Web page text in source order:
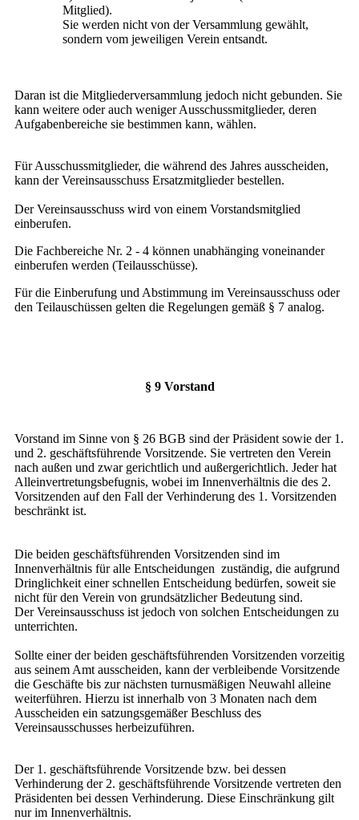
Mitglied).
Sie werden nicht von der Versammlung gewählt,
sondern vom jeweiligen Verein entsandt.
Daran ist die Mitgliederversammlung jedoch nicht gebunden. Sie
kann weitere oder auch weniger Ausschussmitglieder, deren
Aufgabenbereiche sie bestimmen kann, wählen.
Für Ausschussmitglieder, die während des Jahres ausscheiden,
kann der Vereinsausschuss Ersatzmitglieder bestellen.
Der Vereinsausschuss wird von einem Vorstandsmitglied
einberufen.
Die Fachbereiche Nr. 2 - 4 können unabhänging voneinander
einberufen werden (Teilausschüsse).
Für die Einberufung und Abstimmung im Vereinsausschuss oder
den Teilauschüssen gelten die Regelungen gemäß § 7 analog.
§ 9 Vorstand
Vorstand im Sinne von § 26 BGB sind der Präsident sowie der 1.
und 2. geschäftsführende Vorsitzende. Sie vertreten den Verein
nach außen und zwar gerichtlich und außergerichtlich. Jeder hat
Alleinvertretungsbefugnis, wobei im Innenverhältnis die des 2.
Vorsitzenden auf den Fall der Verhinderung des 1. Vorsitzenden
beschränkt ist.
Die beiden geschäftsführenden Vorsitzenden sind im
Innenverhältnis für alle Entscheidungen zuständig, die aufgrund
Dringlichkeit einer schnellen Entscheidung bedürfen, soweit sie
nicht für den Verein von grundsätzlicher Bedeutung sind.
Der Vereinsausschuss ist jedoch von solchen Entscheidungen zu
unterrichten.
Sollte einer der beiden geschäftsführenden Vorsitzenden vorzeitig
aus seinem Amt ausscheiden, kann der verbleibende Vorsitzende
die Geschäfte bis zur nächsten turnusmäßigen Neuwahl alleine
weiterführen. Hierzu ist innerhalb von 3 Monaten nach dem
Ausscheiden ein satzungsgemäßer Beschluss des
Vereinsausschusses herbeizuführen.
Der 1. geschäftsführende Vorsitzende bzw. bei dessen
Verhinderung der 2. geschäftsführende Vorsitzende vertreten den
Präsidenten bei dessen Verhinderung. Diese Einschränkung gilt
nur im Innenverhältnis.